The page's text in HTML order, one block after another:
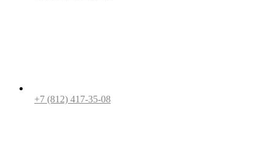
+7 (812) 417-35-08